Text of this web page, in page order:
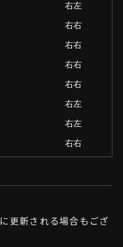
右左
右右
右右
右右
右右
右左
右左
右右
更新される場合もござ